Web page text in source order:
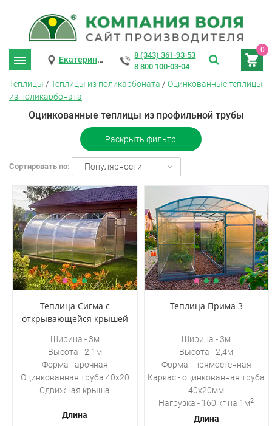
0
Екатеринбург
8 (343) 361-93-53
8 800 100-03-04
Теплицы / Теплицы из поликарбоната / Оцинкованные теплицы
из поликарбоната
Оцинкованные теплицы из профильной трубы
Раскрыть фильтр
Сортировать по: Популярности
Теплица Сигма с
открывающейся крышей
Ширина - 3м
Высота - 2,1м
Форма - арочная
Оцинкованная труба 40х20
Сдвижная крыша
Длина
Теплица Прима 3
Ширина - 3м
Высота - 2,4м
Форма - прямостенная
Каркас -оцинкованная труба
40х20мм
Нагрузка - 160 кг на 1м2
Длина